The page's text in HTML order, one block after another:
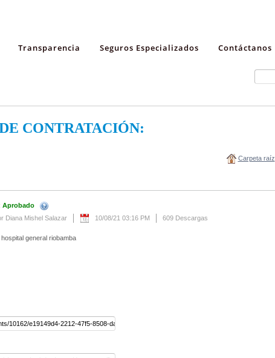
Transparencia Seguros Especializados Contáctanos
CONTRATACIÓN:
Carpeta raíz
Aprobado
Diana Mishel Salazar
10/08/21 03:16 PM 609 Descargas
general riobamba